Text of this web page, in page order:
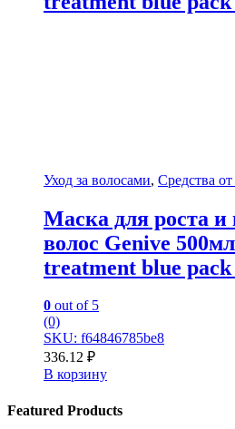
Уход за волосами, Средства
Маска для роста и
волос Genive
treatment blue pack
0 out of 5
(0)
SKU: f64846785be8
336.12 ₽
В корзину
Featured Products